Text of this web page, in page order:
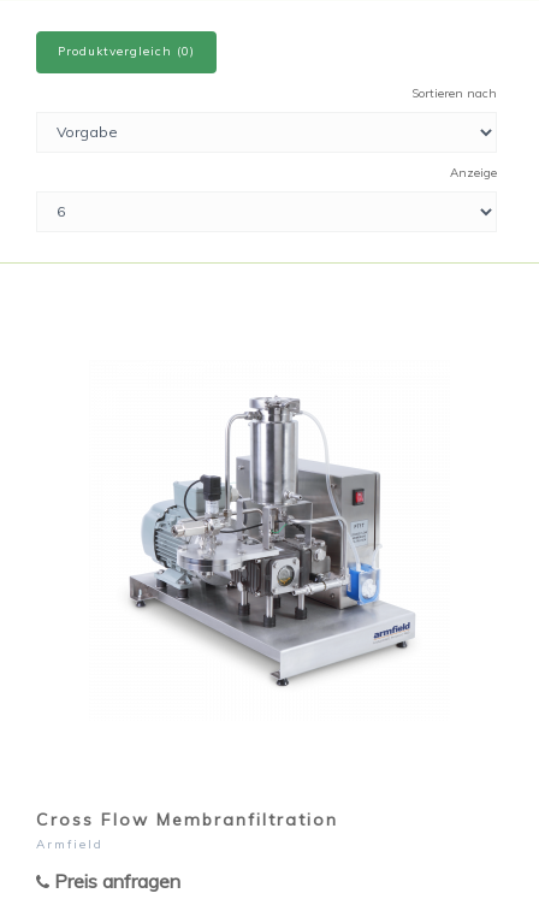
Produktvergleich (0)
Sortieren nach
Anzeige
Cross Flow Membranfiltration
Armfield
Preis anfragen